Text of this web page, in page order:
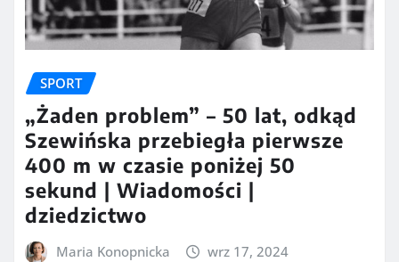
SPORT
„Żaden problem” – 50 lat, odkąd
Szewińska przebiegła pierwsze
400 m w czasie poniżej 50
sekund | Wiadomości |
dziedzictwo
Maria Konopnicka wrz 17, 2024